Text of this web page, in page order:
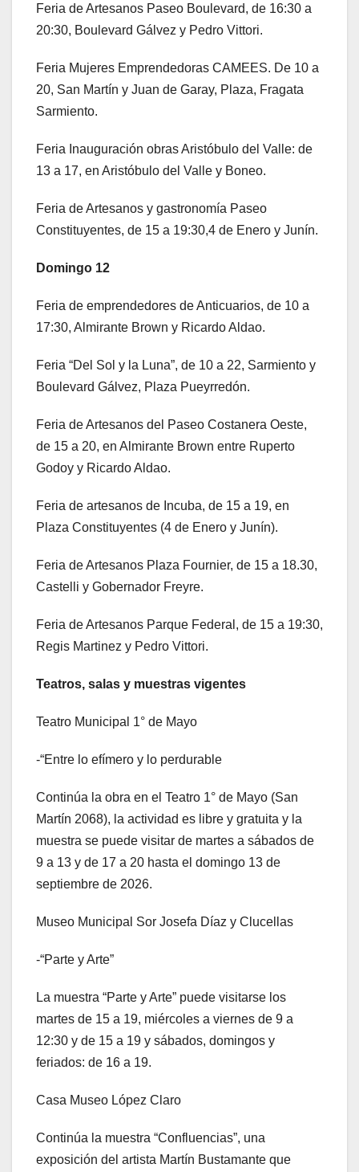
Feria de Artesanos Paseo Boulevard, de 16:30 a
20:30, Boulevard Gálvez y Pedro Vittori.
Feria Mujeres Emprendedoras CAMEES. De 10 a
20, San Martín y Juan de Garay, Plaza, Fragata
Sarmiento.
Feria Inauguración obras Aristóbulo del Valle: de
13 a 17, en Aristóbulo del Valle y Boneo.
Feria de Artesanos y gastronomía Paseo
Constituyentes, de 15 a 19:30,4 de Enero y Junín.
Domingo 12
Feria de emprendedores de Anticuarios, de 10 a
17:30, Almirante Brown y Ricardo Aldao.
Feria “Del Sol y la Luna”, de 10 a 22, Sarmiento y
Boulevard Gálvez, Plaza Pueyrredón.
Feria de Artesanos del Paseo Costanera Oeste,
de 15 a 20, en Almirante Brown entre Ruperto
Godoy y Ricardo Aldao.
Feria de artesanos de Incuba, de 15 a 19, en
Plaza Constituyentes (4 de Enero y Junín).
Feria de Artesanos Plaza Fournier, de 15 a 18.30,
Castelli y Gobernador Freyre.
Feria de Artesanos Parque Federal, de 15 a 19:30,
Regis Martinez y Pedro Vittori.
Teatros, salas y muestras vigentes
Teatro Municipal 1° de Mayo
-“Entre lo efímero y lo perdurable
Continúa la obra en el Teatro 1° de Mayo (San
Martín 2068), la actividad es libre y gratuita y la
muestra se puede visitar de martes a sábados de
9 a 13 y de 17 a 20 hasta el domingo 13 de
septiembre de 2026.
Museo Municipal Sor Josefa Díaz y Clucellas
-“Parte y Arte”
La muestra “Parte y Arte” puede visitarse los
martes de 15 a 19, miércoles a viernes de 9 a
12:30 y de 15 a 19 y sábados, domingos y
feriados: de 16 a 19.
Casa Museo López Claro
Continúa la muestra “Confluencias”, una
exposición del artista Martín Bustamante que